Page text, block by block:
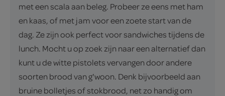
met een scala aan beleg. Probeer ze eens met ham
en kaas, of met jam voor een zoete start van de
dag. Ze zijn ook perfect voor sandwiches tijdens de
lunch. Mocht u op zoek zijn naar een alternatief dan
kunt u de witte pistolets vervangen door andere
soorten brood van g'woon. Denk bijvoorbeeld aan
bruine bolletjes of stokbrood, net zo handig om